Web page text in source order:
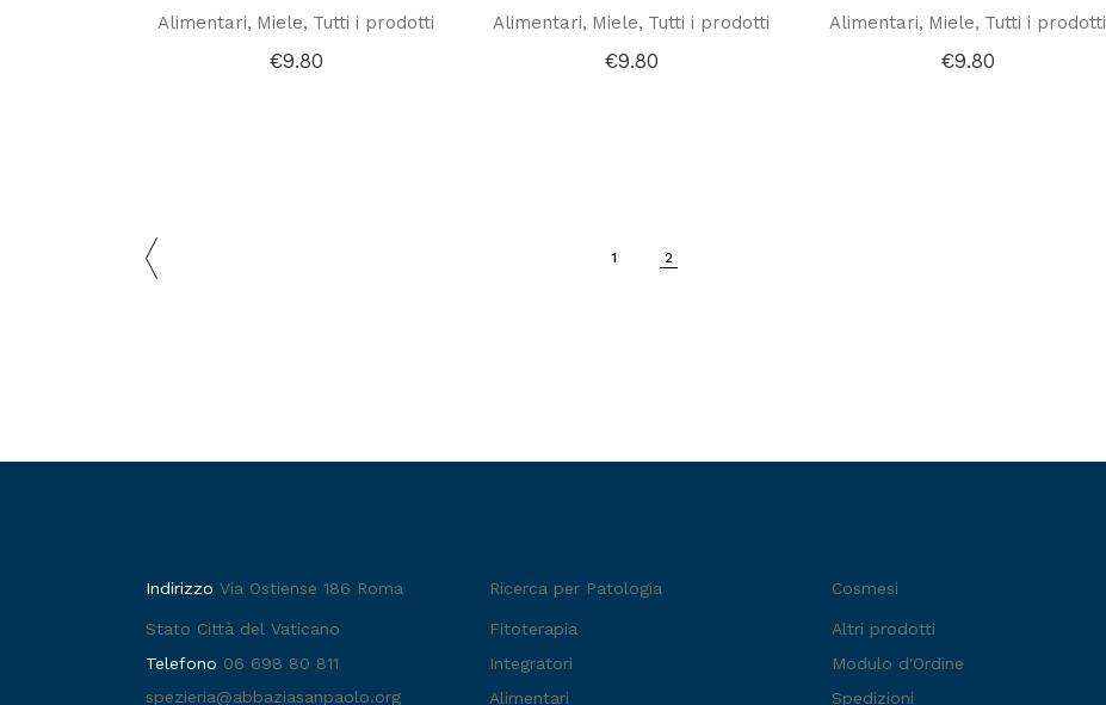
Alimentari Miele Tutti i prodotti
€9.80
Alimentari Miele Tutti i prodotti
€9.80
Alimentari Miele Tutti i prodotti
€9.80
1 2
Indirizzo Via Ostiense 186 Roma
Stato Città del Vaticano
Telefono 06 698 80 811
spezieria@abbaziasanpaolo.org
Ricerca per Patologia
Fitoterapia
Integratori
Alimentari
Cosmesi
Altri prodotti
Modulo d'Ordine
Spedizioni